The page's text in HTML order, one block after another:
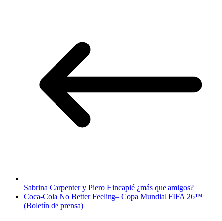
Sabrina Carpenter y Piero Hincapié ¿más que amigos?
Coca-Cola No Better Feeling– Copa Mundial FIFA 26™
(Boletín de prensa)